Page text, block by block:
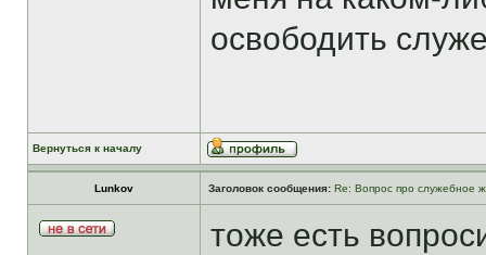
освободить
Вернуться к началу
Lunkov Заголовок сообщения: Re: Вопрос про служебное
тоже есть